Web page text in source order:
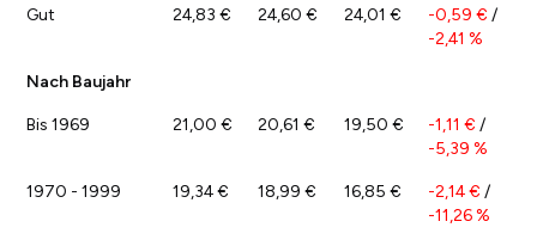
Gut 24,83 € 24,60 € 24,01 € -0,59 € /
-2,41 %
Nach Baujahr
Bis 1969 21,00 € 20,61 € 19,50 € -1,11 € /
-5,39 %
1970 - 1999 19,34 € 18,99 € 16,85 € -2,14 € /
-11,26 %